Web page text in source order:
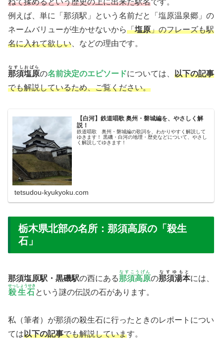
ねて揉めるという歴史の上に出来た駅名です。
例えば、単に「那須駅」という名前だと「塩原温泉郷」の
ネームバリューが生かせないから「塩原」のフレーズも駅
名に入れて欲しい 、などの理由です。
那須塩原
なすしおばら
の名前決定のエピソードについては、 以下の記事
でも解説しているため、ご覧ください。
【白河】鉄道唱歌 奥州・磐城編を、やさしく解
説！
鉄道唱歌 奥州・磐城編の歌詞を、わかりやすく解説して
ゆきます！ 黒磯・白河の地理・歴史などについて、やさし
く解説してゆきます！
tetsudou-kyukyoku.com
栃木県北部の名所：那須高原の「殺生
石」
那須塩原駅・黒磯駅の西にある那須高原
なすこうげん
の那須湯本
なすゆもと
には、
殺生石
せっしょうせき
という謎の伝説の石があります。
私（筆者）が那須の殺生石に行ったときのレポートについ
ては以下の記事でも解説しています。